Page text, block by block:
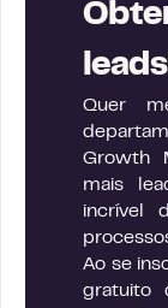
Quer
Growth
mais
incrível
Ao se
gratuito